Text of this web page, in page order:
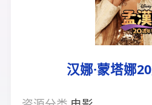
汉娜·蒙塔娜